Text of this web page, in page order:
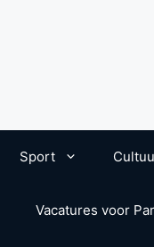
Sport
Vacatures voor